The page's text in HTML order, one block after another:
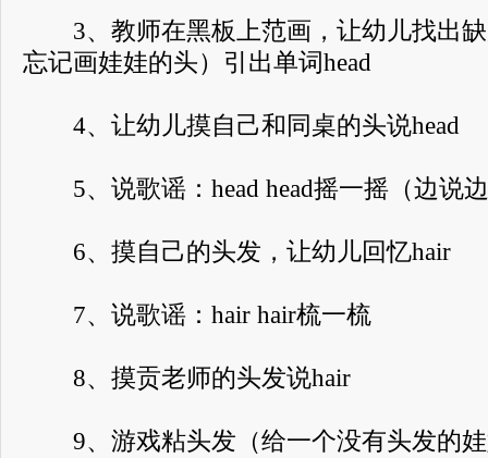
3、教师在黑板上范画，让幼儿找出缺
忘记画娃娃的头）引出单词head
4、让幼儿摸自己和同桌的头说head
5、说歌谣：head head摇一摇（边说
6、摸自己的头发，让幼儿回忆hair
7、说歌谣：hair hair梳一梳
8、摸贡老师的头发说hair
9、游戏粘头发（给一个没有头发的娃